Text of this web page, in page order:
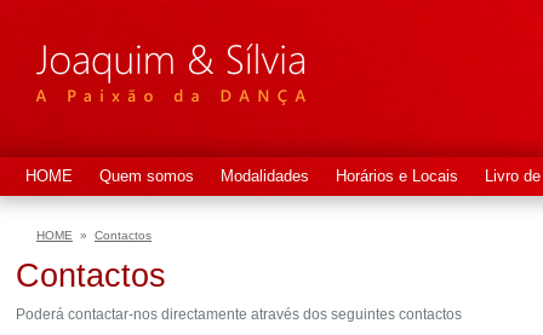
HOME Quem somos Modalidades Horários e Locais Livro
HOME » Contactos
Contactos
Poderá contactar-nos directamente através dos seguintes contactos